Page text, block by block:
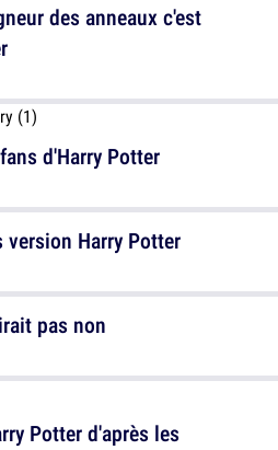
des anneaux c'est
Harry Potter
Potter d'après les
d'Harry Potter
pas non